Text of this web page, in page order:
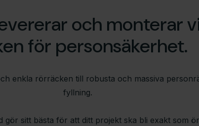
och monterar
för personsäkerhet.
enkla rör­räcken till robusta och massiva
fyllning.
sitt bästa för att ditt projekt ska bli exakt som